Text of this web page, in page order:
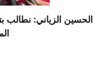
الحسين الزياني: